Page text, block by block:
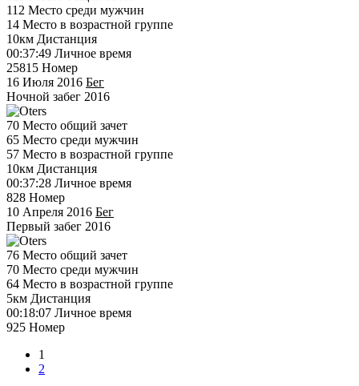
112 Место среди мужчин
14 Место в возрастной группе
10км Дистанция
00:37:49 Личное время
25815 Номер
16 Июля 2016 Бег
Ночной забег 2016
70 Место общий зачет
65 Место среди мужчин
57 Место в возрастной группе
10км Дистанция
00:37:28 Личное время
828 Номер
10 Апреля 2016 Бег
Первый забег 2016
76 Место общий зачет
70 Место среди мужчин
64 Место в возрастной группе
5км Дистанция
00:18:07 Личное время
925 Номер
1
2